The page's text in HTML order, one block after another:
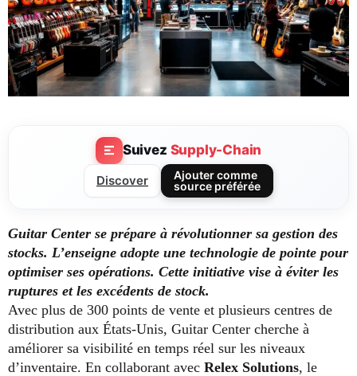
Suivez Supply-Chain
Discover
Ajouter comme
source préférée
Guitar Center se prépare à révolutionner sa gestion des
stocks. L’enseigne adopte une technologie de pointe pour
optimiser ses opérations. Cette initiative vise à éviter les
ruptures et les excédents de stock.
Avec plus de 300 points de vente et plusieurs centres de
distribution aux États-Unis, Guitar Center cherche à
améliorer sa visibilité en temps réel sur les niveaux
d’inventaire. En collaborant avec Relex Solutions, le